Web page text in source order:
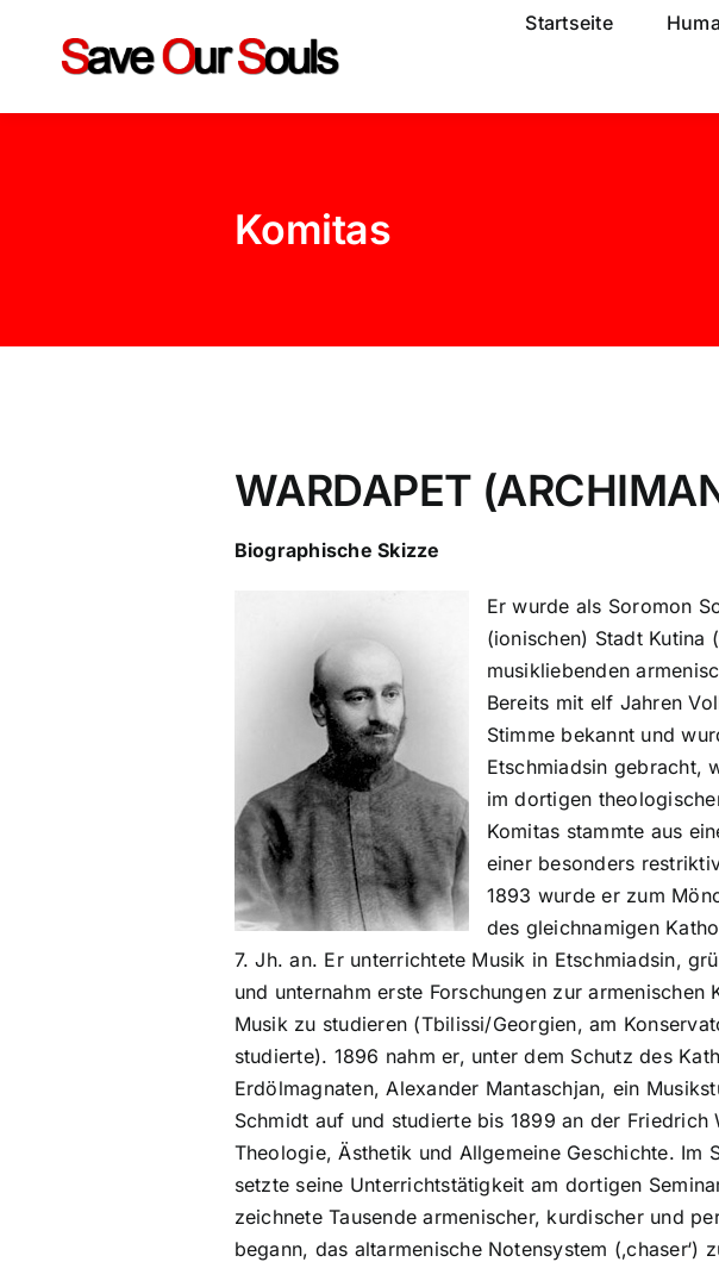
springen
Startseite
Komitas
WARDAPET
Biographische Skizze
Er wurde als Soromon
(ionischen) Stadt Kutina
musikliebenden
Bereits mit elf Jahren
Stimme bekannt und
Etschmiadsin gebracht,
im dortigen
Komitas stammte aus
einer besonders
1893 wurde er zum
des gleichnamigen
7. Jh. an. Er unterrichtete Musik in Etschmiadsin,
und unternahm erste Forschungen zur
Musik zu studieren (Tbilissi/Georgien, am
studierte). 1896 nahm er, unter dem Schutz des
Erdölmagnaten, Alexander Mantaschjan, ein
Schmidt auf und studierte bis 1899 an der
Theologie, Ästhetik und Allgemeine Geschichte. Im
setzte seine Unterrichtstätigkeit am dortigen
zeichnete Tausende armenischer, kurdischer und
begann, das altarmenische Notensystem (‚chaser‘)